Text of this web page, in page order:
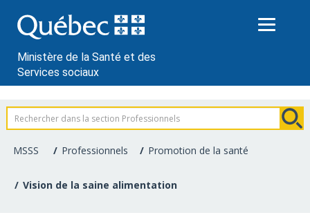
au
contenu
Ministère de la Santé et des
Services sociaux
Information
pour
les
MSSS Professionnels Promotion de la santé
Vision de la saine alimentation